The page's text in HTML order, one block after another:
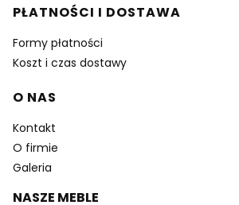
PŁATNOŚCI I DOSTAWA
Formy płatności
Koszt i czas dostawy
O NAS
Kontakt
O firmie
Galeria
NASZE MEBLE